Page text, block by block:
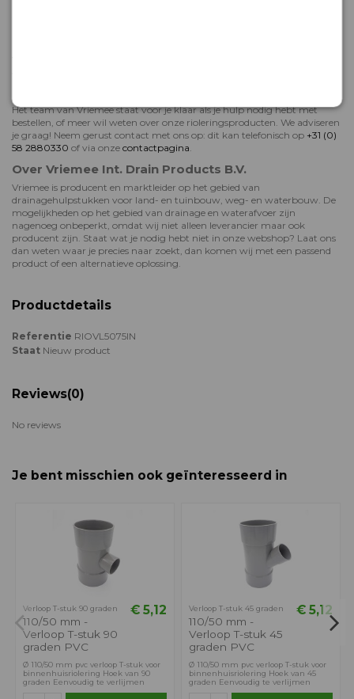
Het team van Vriemee staat voor je klaar als je hulp nodig hebt met
bestellen, of meer wil weten over onze rioleringsproducten. We adviseren
je graag! Neem gerust contact met ons op: dit kan telefonisch op +31 (0)
58 2880330 of via onze contactpagina.
Over Vriemee Int. Drain Products B.V.
Vriemee is producent en marktleider op het gebied van
drainagehulpstukken voor land- en tuinbouw, weg- en waterbouw. De
mogelijkheden op het gebied van drainage en waterafvoer zijn
nagenoeg onbeperkt, omdat wij niet alleen leverancier maar ook
producent zijn. Staat wat je nodig hebt niet in onze webshop? Laat ons
dan weten waar je precies naar zoekt, dan komen wij met een passend
product of een alternatieve oplossing.
Productdetails
Referentie RIOVL5075IN
Staat Nieuw product
Reviews(0)
No reviews
Je bent misschien ook geïnteresseerd in
Verloop T-stuk 90 graden
110/50 mm -
Verloop T-stuk 90
graden PVC
€ 5,12
Ø 110/50 mm pvc verloop T-stuk voor
binnenhuisriolering Hoek van 90
graden Eenvoudig te verlijmen
Verloop T-stuk 45 graden
110/50 mm -
Verloop T-stuk 45
graden PVC
€ 5,12
Ø 110/50 mm pvc verloop T-stuk voor
binnenhuisriolering Hoek van 45
graden Eenvoudig te verlijmen